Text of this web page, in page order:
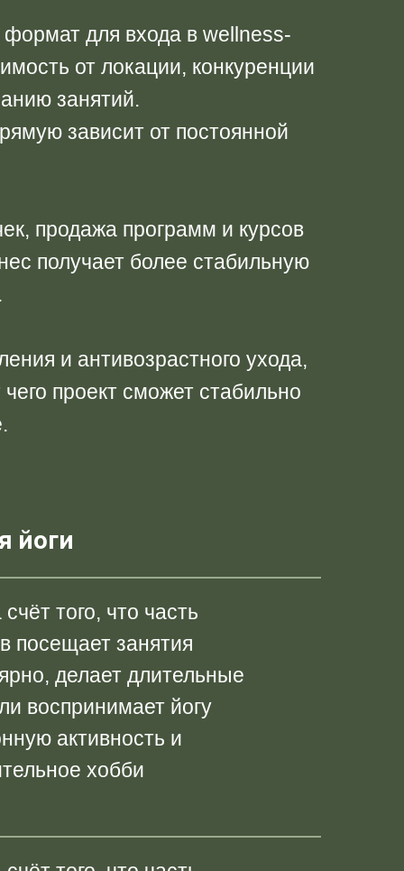
для входа в wellness-
от локации, конкуренции
занятий.
зависит от постоянной
продажа программ и курсов
получает более стабильную
и антивозрастного ухода,
проект сможет стабильно
йоги
того, что часть
посещает занятия
делает длительные
воспринимает йогу
активность и
хобби